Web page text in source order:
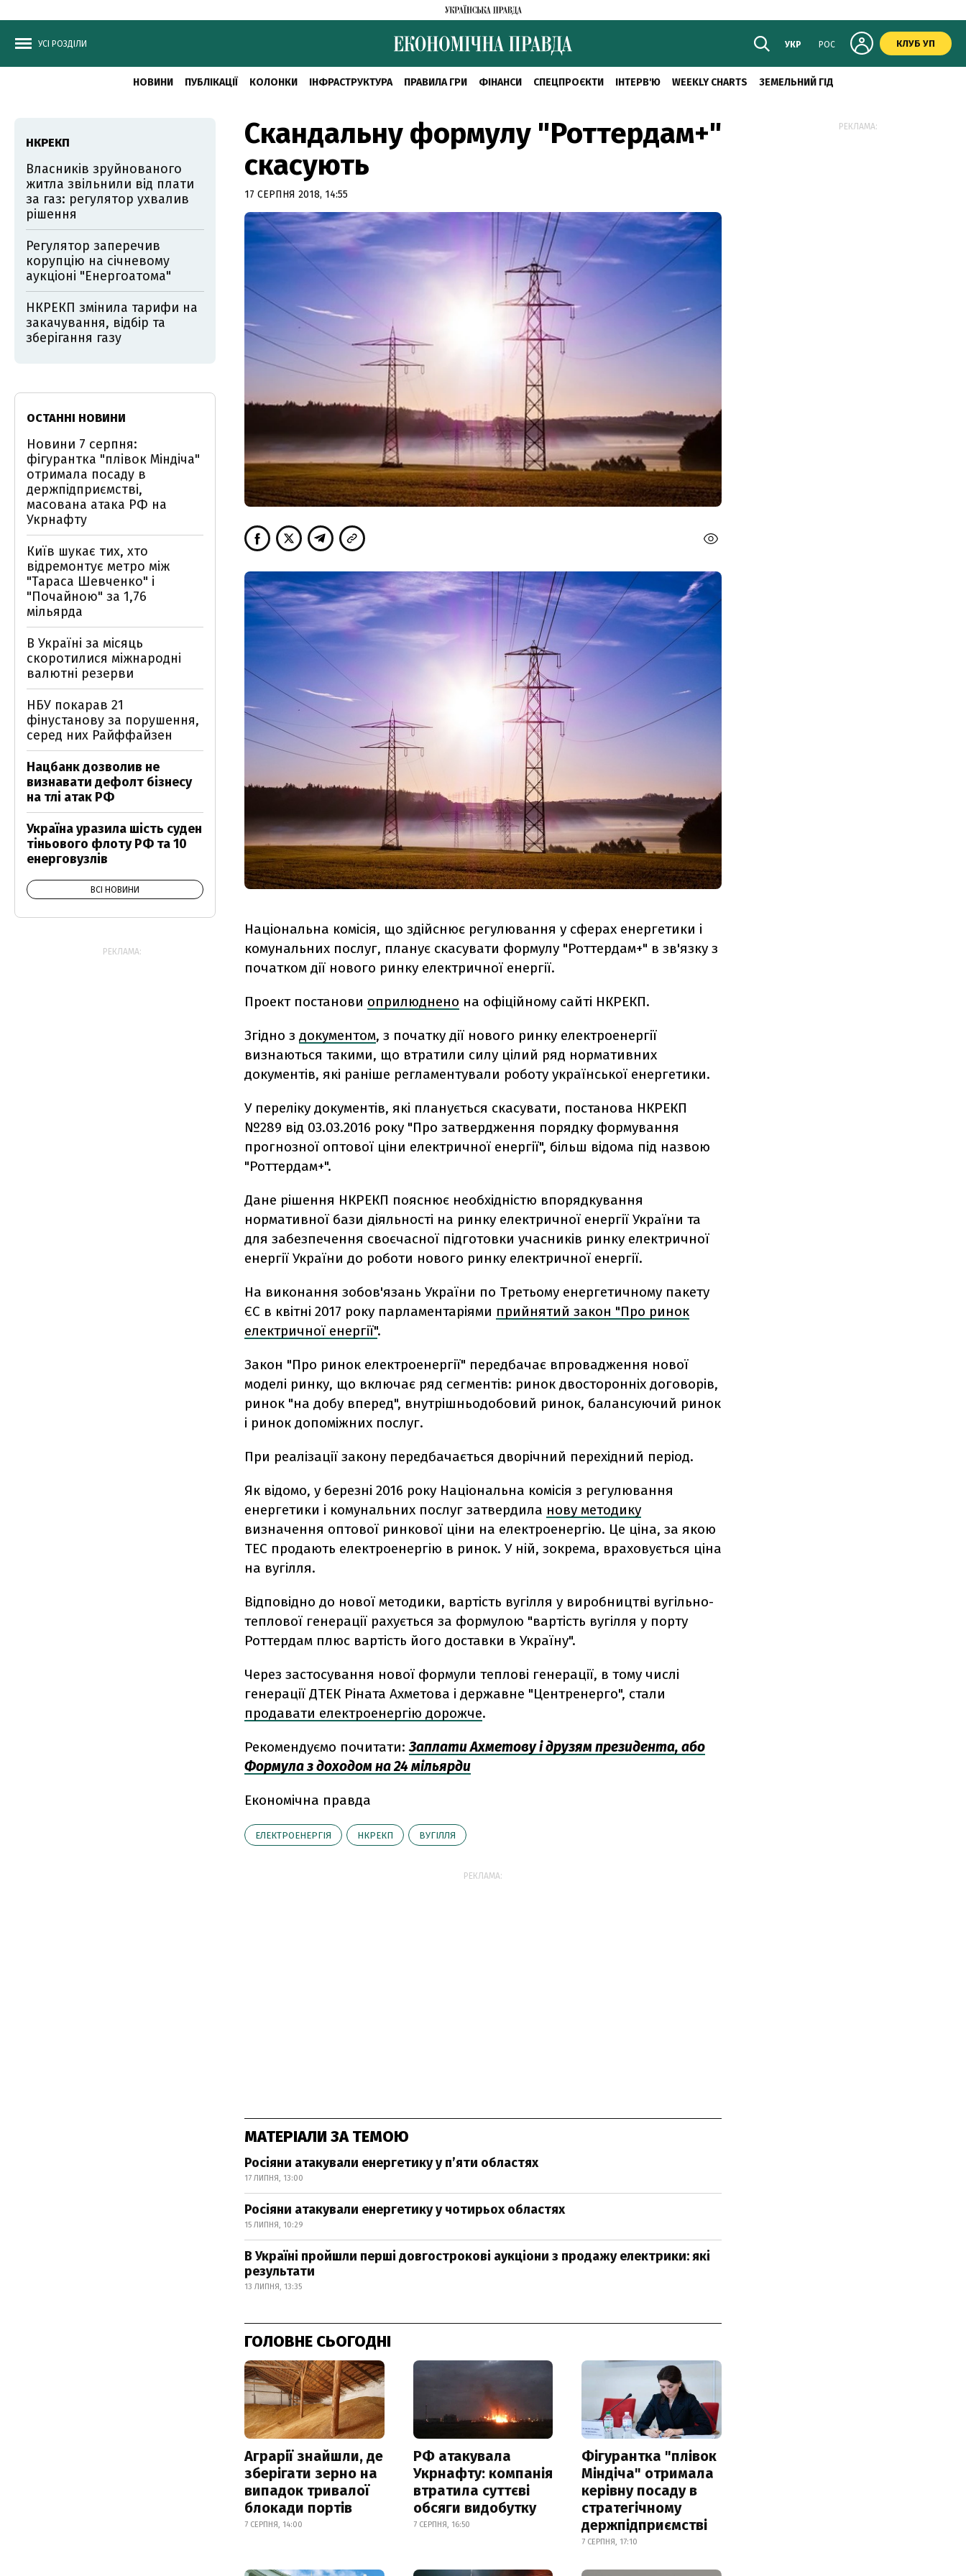
УСІ РОЗДІЛИ УКР РОС КЛУБ УП
НОВИНИ ПУБЛІКАЦІЇ КОЛОНКИ ІНФРАСТРУКТУРА ПРАВИЛА ГРИ ФІНАНСИ СПЕЦПРОЄКТИ ІНТЕРВ'Ю WEEKLY CHARTS ЗЕМЕЛЬНИЙ ГІД
Скандальну формулу "Роттердам+"
скасують
17 СЕРПНЯ 2018, 14:55
Національна комісія, що здійснює регулювання у сферах енергетики і
комунальних послуг, планує скасувати формулу "Роттердам+" в зв'язку з
початком дії нового ринку електричної енергії.
Проект постанови оприлюднено на офіційному сайті НКРЕКП.
Згідно з документом, з початку дії нового ринку електроенергії
визнаються такими, що втратили силу цілий ряд нормативних
документів, які раніше регламентували роботу української енергетики.
У переліку документів, які планується скасувати, постанова НКРЕКП
№289 від 03.03.2016 року "Про затвердження порядку формування
прогнозної оптової ціни електричної енергії", більш відома під назвою
"Роттердам+".
Дане рішення НКРЕКП пояснює необхідністю впорядкування
нормативної бази діяльності на ринку електричної енергії України та
для забезпечення своєчасної підготовки учасників ринку електричної
енергії України до роботи нового ринку електричної енергії.
На виконання зобов'язань України по Третьому енергетичному пакету
ЄС в квітні 2017 року парламентаріями прийнятий закон "Про ринок
електричної енергії".
Закон "Про ринок електроенергії" передбачає впровадження нової
моделі ринку, що включає ряд сегментів: ринок двосторонніх договорів,
ринок "на добу вперед", внутрішньодобовий ринок, балансуючий ринок
і ринок допоміжних послуг.
При реалізації закону передбачається дворічний перехідний період.
Як відомо, у березні 2016 року Національна комісія з регулювання
енергетики і комунальних послуг затвердила нову методику
визначення оптової ринкової ціни на електроенергію. Це ціна, за якою
ТЕС продають електроенергію в ринок. У ній, зокрема, враховується ціна
на вугілля.
Відповідно до нової методики, вартість вугілля у виробництві вугільно-
теплової генерації рахується за формулою "вартість вугілля у порту
Роттердам плюс вартість його доставки в Україну".
Через застосування нової формули теплові генерації, в тому числі
генерації ДТЕК Ріната Ахметова і державне "Центренерго", стали
продавати електроенергію дорожче.
Рекомендуємо почитати:Заплати Ахметову і друзям президента, або
Формула з доходом на 24 мільярди
Економічна правда
ЕЛЕКТРОЕНЕРГІЯ НКРЕКП ВУГІЛЛЯ
РЕКЛАМА:
МАТЕРІАЛИ ЗА ТЕМОЮ
Росіяни атакували енергетику у пʼяти областях
17 ЛИПНЯ, 13:00
Росіяни атакували енергетику у чотирьох областях
15 ЛИПНЯ, 10:29
В Україні пройшли перші довгострокові аукціони з продажу електрики: які
результати
13 ЛИПНЯ, 13:35
ГОЛОВНЕ СЬОГОДНІ
Аграрії знайшли, де
зберігати зерно на
випадок тривалої
блокади портів
7 СЕРПНЯ, 14:00
РФ атакувала
Укрнафту: компанія
втратила суттєві
обсяги видобутку
7 СЕРПНЯ, 16:50
Фігурантка "плівок
Міндіча" отримала
керівну посаду в
стратегічному
держпідприємстві
7 СЕРПНЯ, 17:10
НКРЕКП
Власників зруйнованого
житла звільнили від плати
за газ: регулятор ухвалив
рішення
Регулятор заперечив
корупцію на січневому
аукціоні "Енергоатома"
НКРЕКП змінила тарифи на
закачування, відбір та
зберігання газу
ОСТАННІ НОВИНИ
Новини 7 серпня:
фігурантка "плівок Міндіча"
отримала посаду в
держпідприємстві,
масована атака РФ на
Укрнафту
Київ шукає тих, хто
відремонтує метро між
"Тараса Шевченко" і
"Почайною" за 1,76
мільярда
В Україні за місяць
скоротилися міжнародні
валютні резерви
НБУ покарав 21
фінустанову за порушення,
серед них Райффайзен
Нацбанк дозволив не
визнавати дефолт бізнесу
на тлі атак РФ
Україна уразила шість суден
тіньового флоту РФ та 10
енерговузлів
ВСІ НОВИНИ
РЕКЛАМА:
РЕКЛАМА: